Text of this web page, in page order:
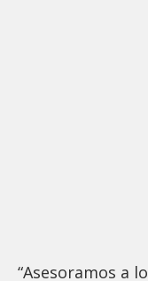
“Asesoramos a